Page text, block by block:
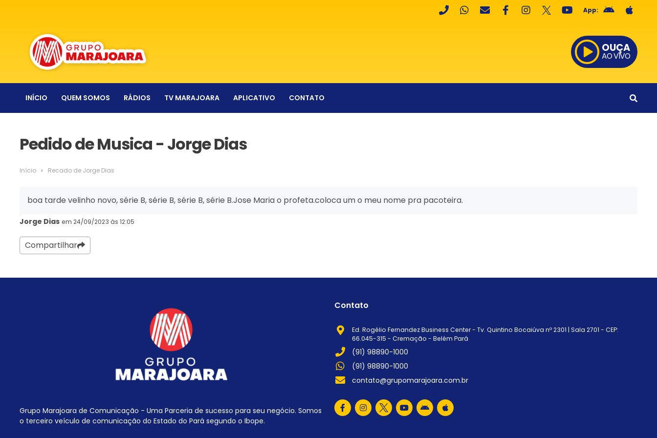
App:
OUÇA
AO VIVO
INÍCIO QUEM SOMOS RÁDIOS TV MARAJOARA APLICATIVO CONTATO
Pedido de Musica - Jorge Dias
Início » Recado de Jorge Dias
boa tarde velinho novo, série B, série B, série B, série B.Jose Maria o profeta.coloca um o meu nome pra pacoteira.
Jorge Dias em 24/09/2023 às 12:05
Compartilhar
Grupo Marajoara de Comunicação - Uma Parceria de sucesso para seu negócio. Somos
o terceiro veículo de comunicação do Estado do Pará segundo o Ibope.
Contato
Ed. Rogélio Fernandez Business Center - Tv. Quintino Bocaiúva nº 2301 | Sala 2701 - CEP:
66.045-315 - Cremação - Belém Pará
(91) 98890-1000
(91) 98890-1000
contato@grupomarajoara.com.br